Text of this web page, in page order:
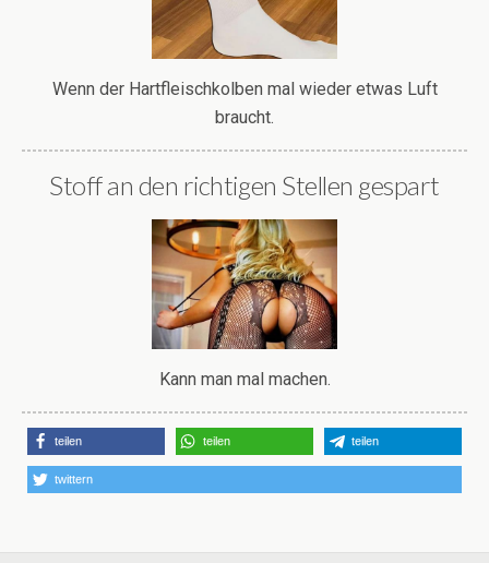
Wenn der Hartfleischkolben mal wieder etwas Luft
braucht.
Stoff an den richtigen Stellen gespart
Kann man mal machen.
teilen teilen teilen
twittern